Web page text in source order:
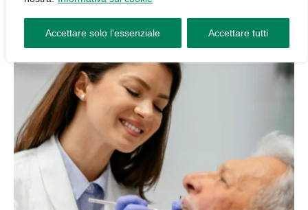
Accettare solo l'essenziale Accettare tutti